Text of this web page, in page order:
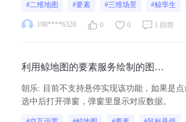
#二维地图 #要素 #三维场景 #鲸孪生
198****6328 0 0 1 回答
利用鲸地图的要素服务绘制的图
时显示详细属性信息，实现交互效
朝乐: 目前不支持悬停实现该功能，如果是点
选中后打开弹窗，弹窗里显示对应数据。